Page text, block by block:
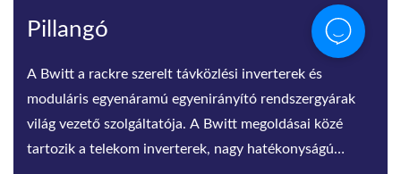
Pillangó
A Bwitt a rackre szerelt távközlési inverterek és
moduláris egyenáramú egyenirányító rendszergyárak
világ vezető szolgáltatója. A Bwitt megoldásai közé
tartozik a telekom inverterek, nagy hatékonyságú